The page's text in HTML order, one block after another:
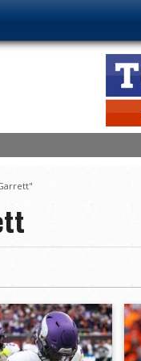
per il Warriors altro stop
reso immortali gli Indiana
fuochi d’artificio a
sono i nuovi campioni
a voi la finale!
Week 17